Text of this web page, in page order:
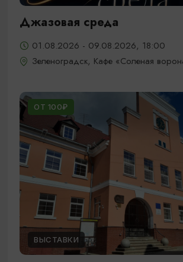
Джазовая среда
01.08.2026 - 09.08.2026, 18:00
Зеленоградск, Кафе «Соленая
ОТ 100₽
ВЫСТАВКИ